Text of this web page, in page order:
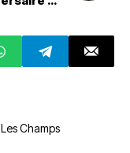
aux
Valeurs
Les Champs